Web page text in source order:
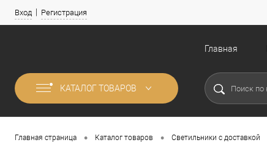
Вход Регистрация
Главная
КАТАЛОГ ТОВАРОВ
Главная страница • Каталог товаров • Светильники с доставкой